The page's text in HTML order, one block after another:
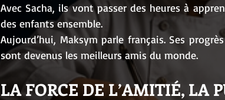
Avec Sacha, ils vont passer des heures à
des enfants ensemble.
Aujourd’hui, Maksym parle français. Ses
sont devenus les meilleurs amis du monde.
LA FORCE DE L’AMITIÉ, LA